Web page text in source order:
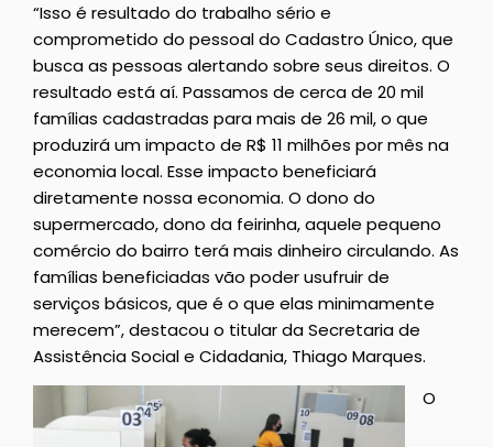
“Isso é resultado do trabalho sério e
comprometido do pessoal do Cadastro Único, que
busca as pessoas alertando sobre seus direitos. O
resultado está aí. Passamos de cerca de 20 mil
famílias cadastradas para mais de 26 mil, o que
produzirá um impacto de R$ 11 milhões por mês na
economia local. Esse impacto beneficiará
diretamente nossa economia. O dono do
supermercado, dono da feirinha, aquele pequeno
comércio do bairro terá mais dinheiro circulando. As
famílias beneficiadas vão poder usufruir de
serviços básicos, que é o que elas minimamente
merecem”, destacou o titular da Secretaria de
Assistência Social e Cidadania, Thiago Marques.
O